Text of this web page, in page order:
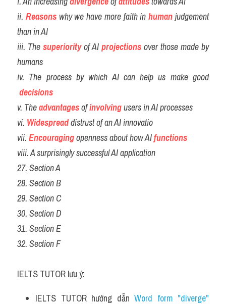
ii. Reasons why we have more faith in human judgement
than in AI
iii. The superiority of AI projections over those made by
humans
iv. The process by which AI can help us make good
decisions
v. The advantages of involving users in AI processes
vi. Widespread distrust of an AI innovatio
vii. Encouraging openness about how AI functions
viii. A surprisingly successful AI application
27. Section A
28. Section B
29. Section C
30. Section D
31. Section E
32. Section F
IELTS TUTOR lưu ý:
IELTS TUTOR hướng dẫn Word form "diverge"